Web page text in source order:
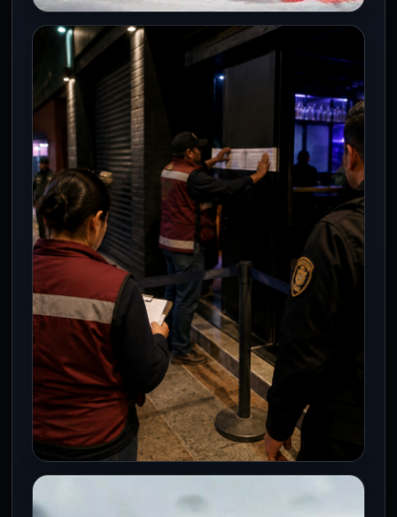
CDMX
¿Aseguramiento o desalojo? El
caso Cairo 266 sacude a la CDMX
4 Ago 2026
Ciudad de México.- El aseguramiento y
vaciado del inmueble ubicado en Cairo
266, colonia Clavería, alcaldía
Azcapotzalco, volvió…